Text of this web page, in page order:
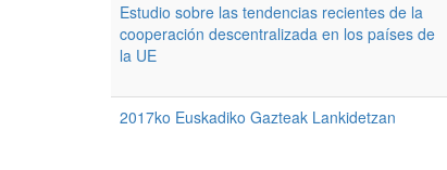
Estudio sobre las tendencias recientes de la
cooperación descentralizada en los países de
la UE
2017ko Euskadiko Gazteak Lankidetzan